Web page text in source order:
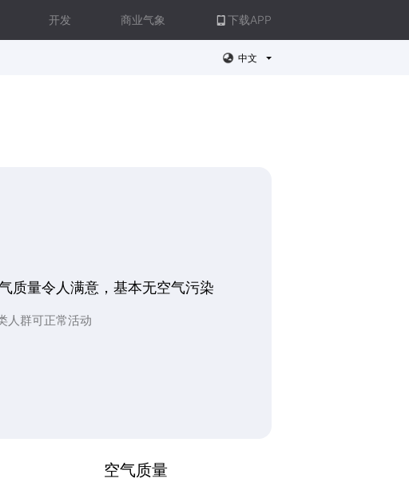
开发 商业气象 下载APP
中文
质量令人满意，基本无空气污染
人群可正常活动
空气质量